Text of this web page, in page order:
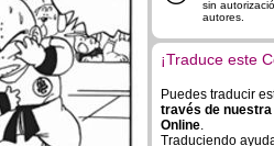
sin
autores.
¡Traduce este
Puedes traducir
través de
Online.
Traduciendo